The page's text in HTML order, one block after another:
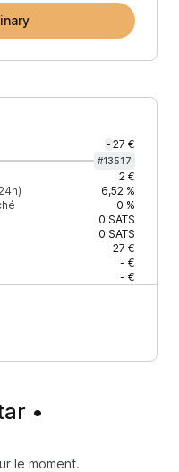
- 27 €
#13517
2 €
6,52 %
0 %
0 SATS
0 SATS
27 €
- €
- €
•
le moment.